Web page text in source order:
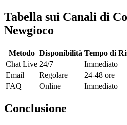
Tabella sui Canali di
Newgioco
Metodo Disponibilità Tempo di
Chat Live 24/7
Immediato
Email
Regolare
24-48 ore
FAQ
Online Immediato
Conclusione